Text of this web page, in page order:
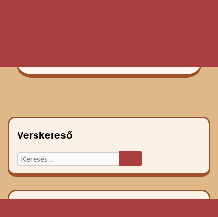
Verskereső
Keresett
főzelék